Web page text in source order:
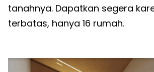
tanahnya. Dapatkan segera
terbatas, hanya 16 rumah.